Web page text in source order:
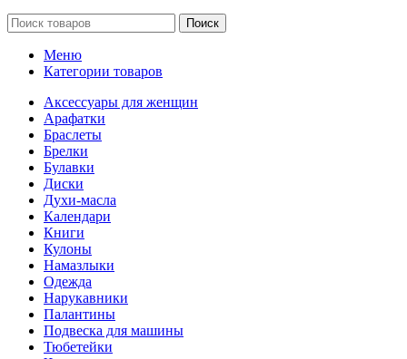
Поиск
Меню
Категории товаров
Аксессуары для женщин
Арафатки
Браслеты
Брелки
Булавки
Диски
Духи-масла
Календари
Книги
Кулоны
Намазлыки
Одежда
Нарукавники
Палантины
Подвеска для машины
Тюбетейки